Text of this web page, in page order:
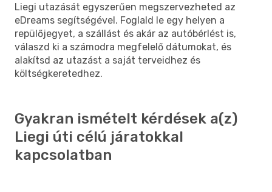
Liegi utazását egyszerűen megszervezheted az
eDreams segítségével. Foglald le egy helyen a
repülőjegyet, a szállást és akár az autóbérlést is,
válaszd ki a számodra megfelelő dátumokat, és
alakítsd az utazást a saját terveidhez és
költségkeretedhez.
Gyakran ismételt kérdések a(z)
Liegi úti célú járatokkal
kapcsolatban